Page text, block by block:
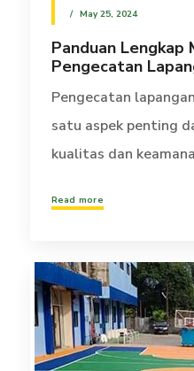
May 25, 2024
Panduan Lengkap
Pengecatan
Pengecatan
satu aspek penting
kualitas dan
Read more